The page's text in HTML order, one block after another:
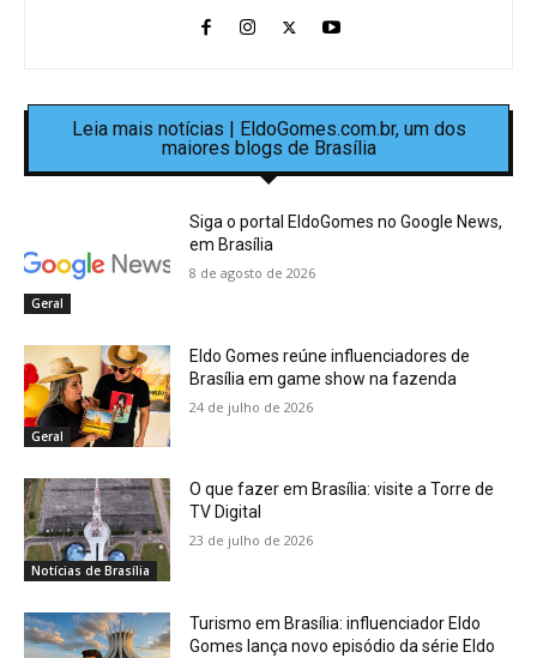
Leia mais notícias | EldoGomes.com.br, um dos
maiores blogs de Brasília
Geral
Siga o portal EldoGomes no Google News,
em Brasília
8 de agosto de 2026
Geral
Eldo Gomes reúne influenciadores de
Brasília em game show na fazenda
24 de julho de 2026
Notícias de Brasília
O que fazer em Brasília: visite a Torre de
TV Digital
23 de julho de 2026
Turismo em Brasília: influenciador Eldo
Gomes lança novo episódio da série Eldo